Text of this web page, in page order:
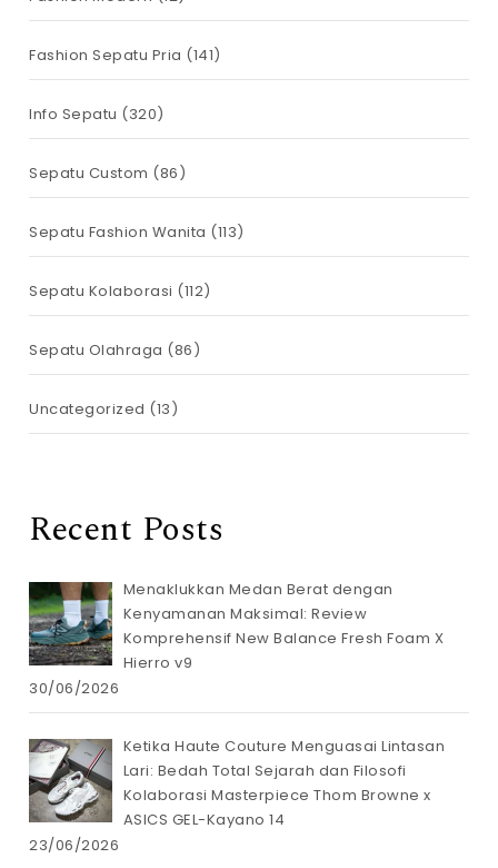
Fashion Sepatu Pria (141)
Info Sepatu (320)
Sepatu Custom (86)
Sepatu Fashion Wanita (113)
Sepatu Kolaborasi (112)
Sepatu Olahraga (86)
Uncategorized (13)
Recent Posts
Menaklukkan Medan Berat dengan
Kenyamanan Maksimal: Review
Komprehensif New Balance Fresh Foam X
Hierro v9
30/06/2026
Ketika Haute Couture Menguasai Lintasan
Lari: Bedah Total Sejarah dan Filosofi
Kolaborasi Masterpiece Thom Browne x
ASICS GEL-Kayano 14
23/06/2026